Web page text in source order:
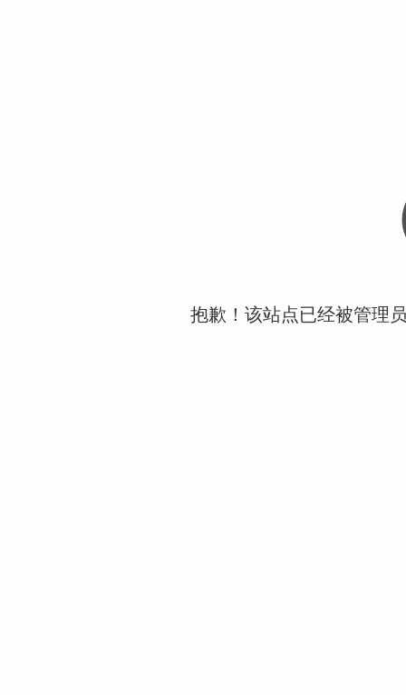
抱歉！该站点已经被管理